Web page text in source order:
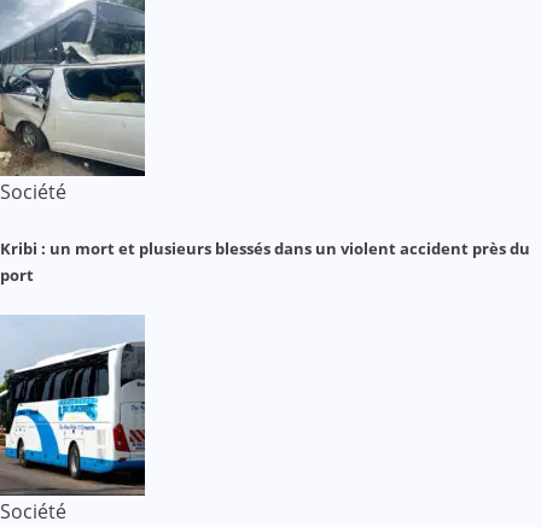
Société
Kribi : un mort et plusieurs blessés dans un violent accident près du
port
Société